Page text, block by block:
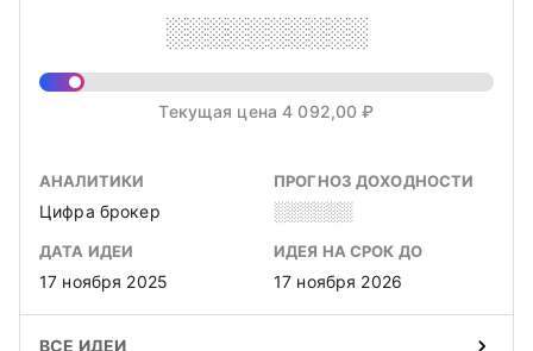
░░░░░░░░░░
Текущая цена 4 092,00 ₽
АНАЛИТИКИ
Цифра брокер
ПРОГНОЗ ДОХОДНОСТИ
░░░░░░
ДАТА ИДЕИ
17 ноября 2025
ИДЕЯ НА СРОК ДО
17 ноября 2026
ВСЕ ИДЕИ